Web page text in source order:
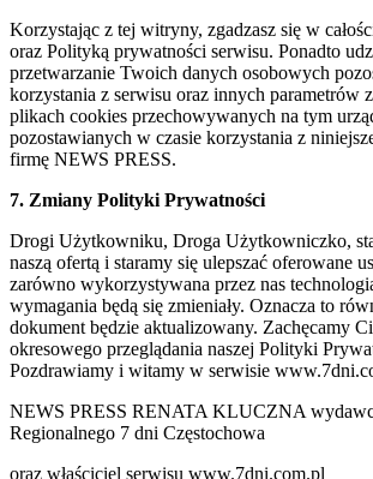
Korzystając z tej witryny, zgadzasz się w
oraz Polityką prywatności serwisu. Ponadto
przetwarzanie Twoich danych osobowych
korzystania z serwisu oraz innych parametrów
plikach cookies przechowywanych na tym
pozostawianych w czasie korzystania z
firmę NEWS PRESS.
7. Zmiany Polityki Prywatności
Drogi Użytkowniku, Droga Użytkowniczko,
naszą ofertą i staramy się ulepszać oferowane
zarówno wykorzystywana przez nas
wymagania będą się zmieniały. Oznacza to
dokument będzie aktualizowany. Zachęcamy
okresowego przeglądania naszej Polityki
Pozdrawiamy i witamy w serwisie
NEWS PRESS RENATA KLUCZNA
Regionalnego 7 dni Częstochowa
oraz właściciel serwisu www.7dni.com.pl